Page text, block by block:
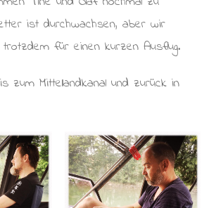
ist durchwachsen, aber wir
für einen kurzen Ausflug.
zum Mittellandkanal und zurück in